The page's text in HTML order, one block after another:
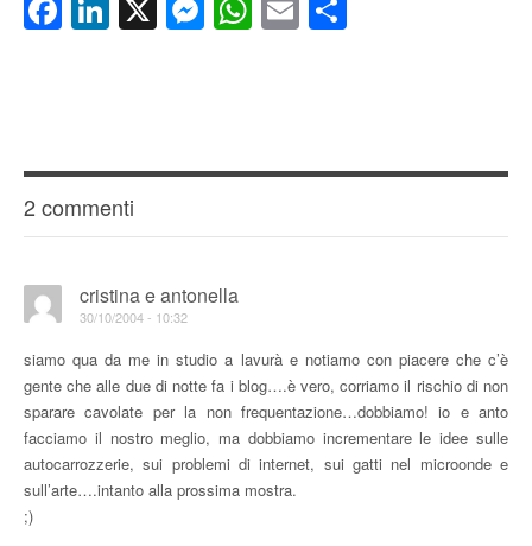
Facebook
LinkedIn
X Messenger
WhatsApp
Email
2 commenti
cristina e antonella
30/10/2004 - 10:32
siamo qua da me in studio a lavurà e notiamo con piacere che c’è
gente che alle due di notte fa i blog….è vero, corriamo il rischio di non
sparare cavolate per la non frequentazione…dobbiamo! io e anto
facciamo il nostro meglio, ma dobbiamo incrementare le idee sulle
autocarrozzerie, sui problemi di internet, sui gatti nel microonde e
sull’arte….intanto alla prossima mostra.
;)